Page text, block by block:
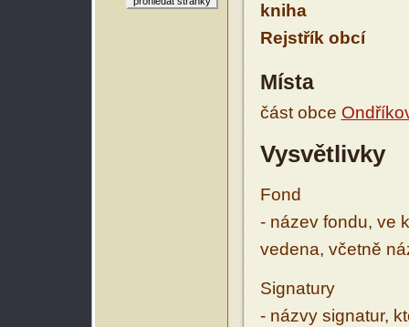
kniha
Rejstřík obcí
Místa
část obce
Vysvětlivky
Fond
- název fondu, ve
vedena, včetně
Signatury
- názvy signatur,